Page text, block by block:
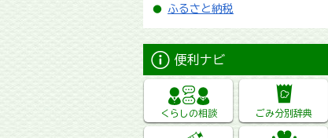
ふるさと納税
便利ナビ
くらしの相談 ごみ分別辞典